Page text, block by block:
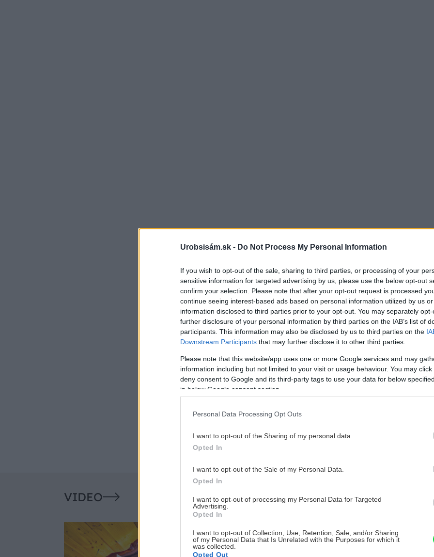
Urobsisám.sk - Do Not Process My Personal Information
If you wish to opt-out of the sale, sharing to third parties, or processing of your
sensitive information for targeted advertising by us, please use the below opt-out
confirm your selection. Please note that after your opt-out request is processed
continue seeing interest-based ads based on personal information utilized by us
information disclosed to third parties prior to your opt-out. You may separately
further disclosure of your personal information by third parties on the IAB’s list of
participants. This information may also be disclosed by us to third parties on the
Downstream Participants that may further disclose it to other third parties.
Please note that this website/app uses one or more Google services and may
information including but not limited to your visit or usage behaviour. You may
deny consent to Google and its third-party tags to use your data for below
in below Google consent section.
Personal Data Processing Opt Outs
I want to opt-out of the Sharing of my personal data.
Opted In
I want to opt-out of the Sale of my Personal Data.
Opted In
I want to opt-out of processing my Personal Data for Targeted
Advertising.
Opted In
I want to opt-out of Collection, Use, Retention, Sale, and/or Sharing
of my Personal Data that Is Unrelated with the Purposes for which it
was collected.
Opted Out
VIDEO